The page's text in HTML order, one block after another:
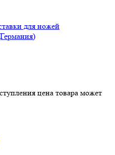
для ножей
цена товара может